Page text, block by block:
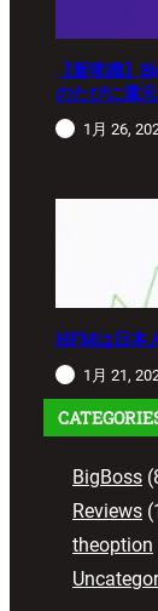
【新常識】
のたびに還
1月 26,
HFMは日本
1月 21,
BigBoss
Reviews
theoption